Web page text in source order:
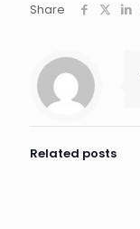
Share
Related posts